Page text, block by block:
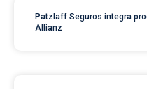
Patzlaff Seguros integra
Allianz